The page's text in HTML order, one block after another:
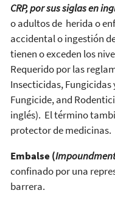
CRP, por sus siglas en
o adultos de herida o
accidental o ingestión
tienen o exceden los
Requerido por las
Insecticidas,
Fungicide, and
inglés). El término
protector de medicinas.
Embalse (
confinado por una
barrera.